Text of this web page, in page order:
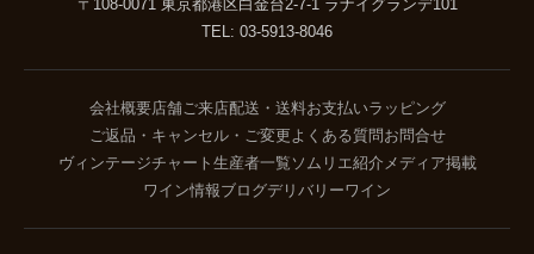
〒108-0071 東京都港区白金台2-7-1 ラナイグランデ101
TEL: 03-5913-8046
会社概要店舗ご来店配送・送料お支払いラッピング
ご返品・キャンセル・ご変更よくある質問 お問合せ
ヴィンテージチャート 生産者一覧 ソムリエ紹介 メディア掲載
ワイン情報ブログデリバリーワイン